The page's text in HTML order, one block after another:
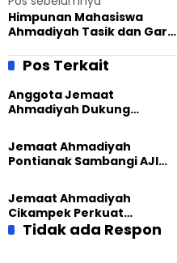
Himpunan Mahasiswa
Ahmadiyah Tasik dan Garut
Panti Asuhan
Pos Terkait
Anggota Jemaat
Ahmadiyah Dukung
Kolaborasi Klinik KBB DIY
Jemaat Ahmadiyah
Pontianak Sambangi AJI,
Jemaat Ahmadiyah
Cikampek Perkuat
Komitmen Bangun Masjid
Tidak ada Respon